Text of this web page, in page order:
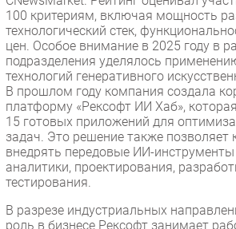
100 критериям, включая мощность
технологический стек,
цен. Особое внимание в 2025 году в
подразделения уделялось
технологий генеративного
В прошлом году компания создала
платформу «Рексофт ИИ Хаб»,
15 готовых приложений для
задач. Это решение также позволяет
внедрять передовые ИИ-
аналитики, проектирования,
тестирования.
В разрезе индустриальных
роль в бизнесе Рексофт занимает